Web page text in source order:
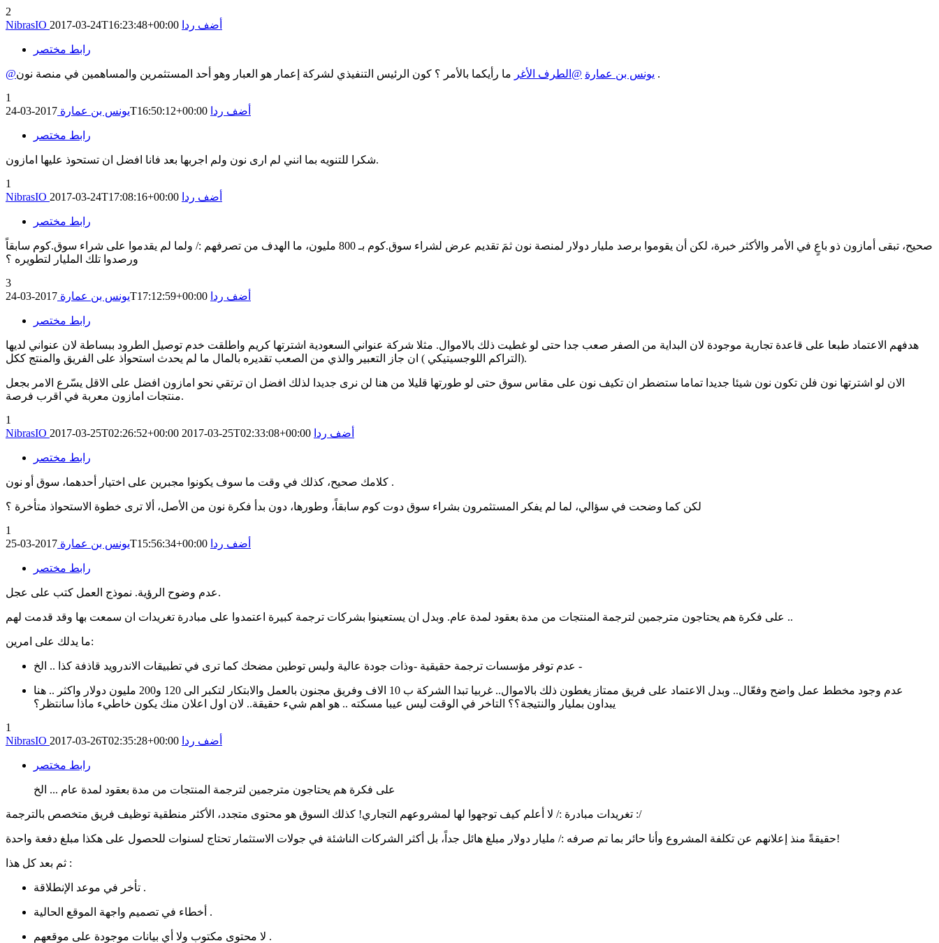
2
NibrasIO 2017-03-24T16:23:48+00:00 أضف ردا
رابط مختصر
@يونس بن عمارة @الطرف الأغر
ما رأيكما بالأمر ؟ كون الرئيس التنفيذي لشركة إعمار هو العبار وهو أحد المستثمرين والمساهمين في منصة نون .
1
يونس بن عمارة2017-03-24T16:50:12+00:00 أضف ردا
رابط مختصر
شكرا للتنويه بما انني لم ارى نون ولم اجربها بعد فانا افضل ان تستحوذ عليها امازون.
1
NibrasIO 2017-03-24T17:08:16+00:00 أضف ردا
رابط مختصر
صحيح، تبقى أمازون ذو باعٍ في الأمر والأكثر خبرة، لكن أن يقوموا برصد مليار دولار لمنصة نون ثمَ تقديم عرض لشراء سوق.كوم بـ 800 مليون، ما الهدف من تصرفهم :/ ولما لم يقدموا على شراء سوق.كوم سابقاً
ورصدوا تلك المليار لتطويره ؟
3
يونس بن عمارة2017-03-24T17:12:59+00:00 أضف ردا
رابط مختصر
هدفهم الاعتماد طبعا على قاعدة تجارية موجودة لان البداية من الصفر صعب جدا حتى لو غطيت ذلك بالاموال. مثلا شركة عنواني السعودية اشترتها كريم واطلقت خدم توصيل الطرود ببساطة لان عنواني لديها
(التراكم اللوجسيتيكي ) ان جاز التعبير والذي من الصعب تقديره بالمال ما لم يحدث استحواذ على الفريق والمنتج ككل.
الان لو اشترتها نون فلن تكون نون شيئا جديدا تماما ستضطر ان تكيف نون على مقاس سوق حتى لو طورتها قليلا من هنا لن نرى جديدا لذلك افضل ان ترتقي نحو امازون افضل على الاقل يسّرع الامر بجعل
منتجات امازون معربة في اقرب فرصة.
1
NibrasIO 2017-03-25T02:26:52+00:00 2017-03-25T02:33:08+00:00 أضف ردا
رابط مختصر
كلامك صحيح، كذلك في وقت ما سوف يكونوا مجبرين على اختيار أحدهما، سوق أو نون .
لكن كما وضحت في سؤالي، لما لم يفكر المستثمرون بشراء سوق دوت كوم سابقاً، وطورها، دون بدأ فكرة نون من الأصل، ألا ترى خطوة الاستحواذ متأخرة ؟
1
يونس بن عمارة2017-03-25T15:56:34+00:00 أضف ردا
رابط مختصر
عدم وضوح الرؤية. نموذج العمل كتب على عجل.
على فكرة هم يحتاجون مترجمين لترجمة المنتجات من مدة بعقود لمدة عام. وبدل ان يستعينوا بشركات ترجمة كبيرة اعتمدوا على مبادرة تغريدات ان سمعت بها وقد قدمت لهم ..
ما يدلك على امرين:
عدم توفر مؤسسات ترجمة حقيقية -وذات جودة عالية وليس توطين مضحك كما ترى في تطبيقات الاندرويد قاذفة كذا .. الخ -
عدم وجود مخطط عمل واضح وفعّال.. وبدل الاعتماد على فريق ممتاز يغطون ذلك بالاموال.. غربيا تبدا الشركة ب 10 الاف وفريق مجنون بالعمل والابتكار لتكبر الى 120 و200 مليون دولار واكثر .. هنا
يبداون بمليار والنتيجة؟؟ التاخر في الوقت ليس عيبا مسكته .. هو اهم شيء حقيقة.. لان اول اعلان منك يكون خاطيء ماذا سانتظر؟
1
NibrasIO 2017-03-26T02:35:28+00:00 أضف ردا
رابط مختصر
على فكرة هم يحتاجون مترجمين لترجمة المنتجات من مدة بعقود لمدة عام ... الخ
تغريدات مبادرة :/ لا أعلم كيف توجهوا لها لمشروعهم التجاري! كذلك السوق هو محتوى متجدد، الأكثر منطقية توظيف فريق متخصص بالترجمة :/
حقيقةً منذ إعلانهم عن تكلفة المشروع وأنا حائر بما تم صرفه :/ مليار دولار مبلغ هائل جداً، بل أكثر الشركات الناشئة في جولات الاستثمار تحتاج لسنوات للحصول على هكذا مبلغ دفعة واحدة!
ثم بعد كل هذا :
تأخر في موعد الإنطلاقة .
أخطاء في تصميم واجهة الموقع الحالية .
لا محتوى مكتوب ولا أي بيانات موجودة على موقعهم .